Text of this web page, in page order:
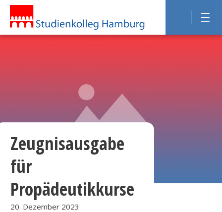
Zeugnisausgabe
für
Propädeutikkurse
20. Dezember 2023